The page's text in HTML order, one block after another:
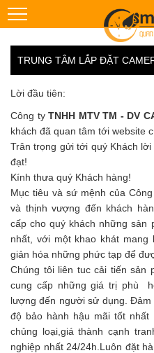
TRUNG TÂM LẮP ĐẶT
Lời đầu tiên:
Công ty TNHH MTV TM - DV
khách đã quan tâm tới website
Trân trọng gửi tới quý Khách
đạt!
Kính thưa quý Khách hàng!
Mục tiêu và sứ mệnh của
và thịnh vượng đến khách
cấp cho quý khách những sản
nhất, với một khao khát
giản hóa những phức tạp để
Chúng tôi liên tuc cải tiến sản
cung cấp những giá trị phù
lượng đến người sử dụng.
độ bảo hành hậu mãi tốt
chủng loại,giá thành cạnh
nghiệp nhất 24/24h.Luôn đặt